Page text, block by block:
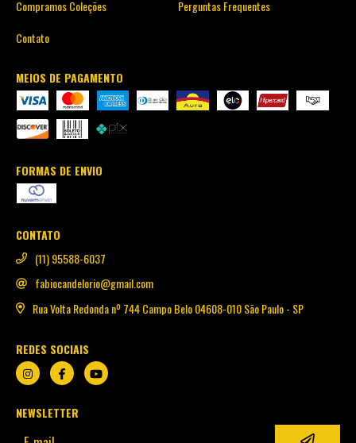
Compramos Coleções
Perguntas Frequentes
Contato
MEIOS DE PAGAMENTO
FORMAS DE ENVIO
CONTATO
(11) 95588-6037
fabiocandelorio@gmail.com
Rua Volta Redonda nº 744 Campo Belo 04608-010 São Paulo - SP
REDES SOCIAIS
NEWSLETTER